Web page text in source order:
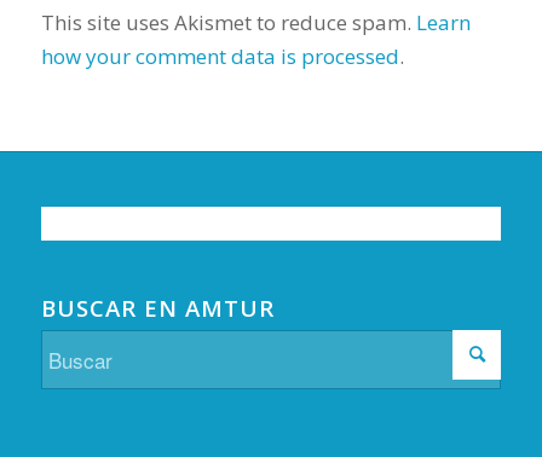
This site uses Akismet to reduce spam. Learn
how your comment data is processed.
BUSCAR EN AMTUR